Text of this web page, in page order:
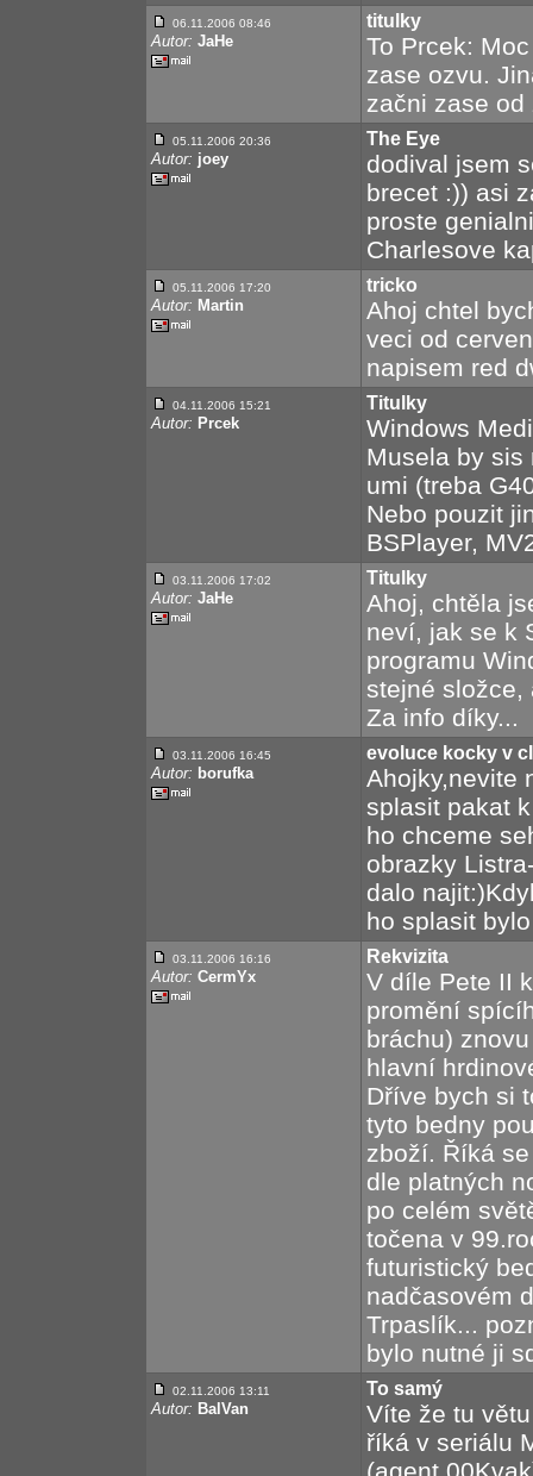
06.11.2006 08:46
Autor: JaHe
titulky
To Prcek:
zase ozvu.
začni zase
05.11.2006 20:36
Autor: joey
The Eye
dodival jsem
brecet :)) asi
proste
Charlesove
05.11.2006 17:20
Autor: Martin
tricko
Ahoj chtel
veci od
napisem red
04.11.2006 15:21
Autor: Prcek
Titulky
Windows
Musela by sis
umi (treba
Nebo pouzit
BSPlayer,
03.11.2006 17:02
Autor: JaHe
Titulky
Ahoj, chtěla
neví, jak se k
programu
stejné složce,
Za info díky...
03.11.2006 16:45
Autor: borufka
evoluce kocky v
Ahojky,nevite
splasit pakat
ho chceme
obrazky
dalo
ho splasit
03.11.2006 16:16
Autor: CermYx
Rekvizita
V díle Pete II
promění
bráchu)
hlavní
Dříve bych si
tyto bedny
zboží. Říká
dle platných
po celém
točena v
futuristický
nadčasovém
Trpaslík...
bylo nutné ji
02.11.2006 13:11
Autor: BalVan
To samý
Víte že tu
říká v seriálu